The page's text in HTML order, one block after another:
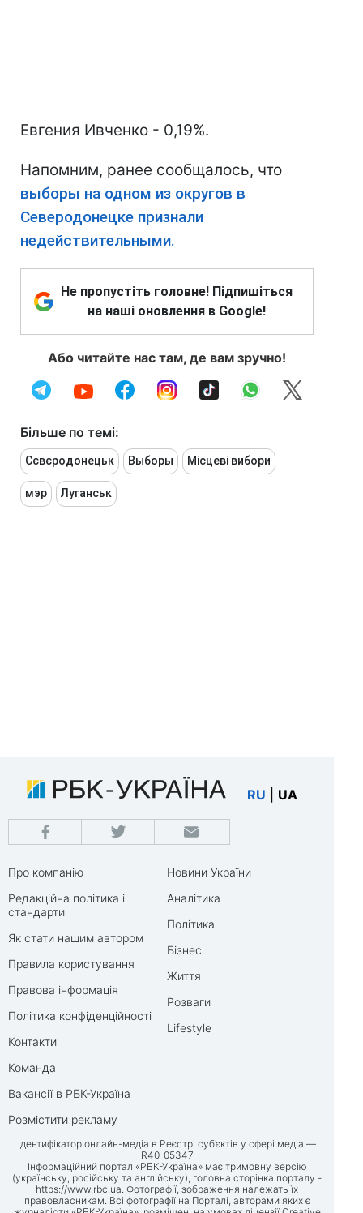
Евгения Ивченко - 0,19%.
Напомним, ранее сообщалось, что
выборы на одном из округов в
Северодонецке признали
недействительными.
Не пропустіть головне! Підпишіться
на наші оновлення в Google!
Або читайте нас там, де вам зручно!
Більше по темі:
Сєвєродонецьк Выборы Місцеві вибори
мэр Луганськ
RU UA
Про компанію
Редакційна політика і
стандарти
Як стати нашим автором
Правила користування
Правова інформація
Політика конфіденційності
Контакти
Команда
Вакансії в РБК-Україна
Розмістити рекламу
Новини України
Аналітика
Політика
Бізнес
Життя
Розваги
Lifestyle
Ідентифікатор онлайн-медіа в Реєстрі суб’єктів у сфері медіа —
R40-05347
Інформаційний портал «РБК-Україна» має тримовну версію
(українську, російську та англійську), головна сторінка порталу -
https://www.rbc.ua. Фотографії, зображення належать їх
правовласникам. Всі фотографії на Порталі, авторами яких є